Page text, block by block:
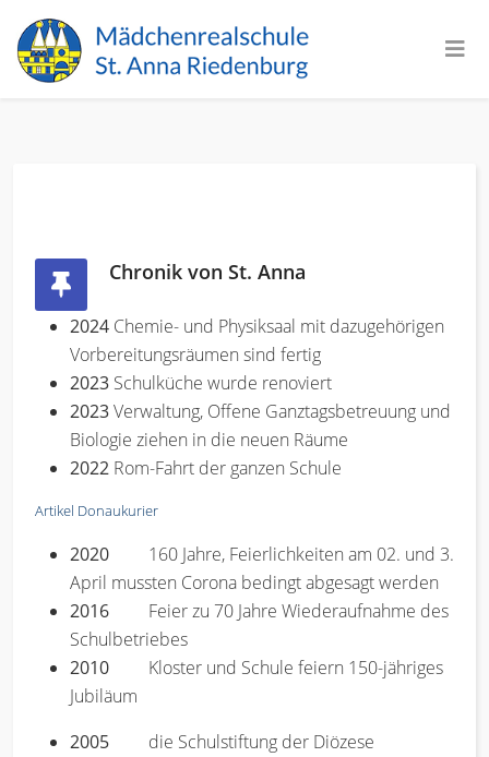
Chronik von St. Anna
2024 Chemie- und Physiksaal mit dazugehörigen
Vorbereitungsräumen sind fertig
2023 Schulküche wurde renoviert
2023Verwaltung, Offene Ganztagsbetreuung und
Biologie ziehen in die neuen Räume
2022 Rom-Fahrt der ganzen Schule
Artikel Donaukurier
2020
160 Jahre, Feierlichkeiten am 02. und 3.
April mussten Corona bedingt abgesagt werden
2016 Feier zu 70 Jahre Wiederaufnahme des
Schulbetriebes
2010 Kloster und Schule feiern 150-jähriges
Jubiläum
2005 die Schulstiftung der Diözese